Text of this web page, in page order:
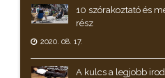
10 szórakoztató és
rész
2020. 08. 17.
A kulcs a legjobb